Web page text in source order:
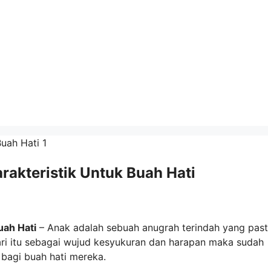
Untuk Buah Hati
Hati – Anak adalah sebuah anugrah terindah yang
itu sebagai wujud kesyukuran dan harapan maka sudah
buah hati mereka.